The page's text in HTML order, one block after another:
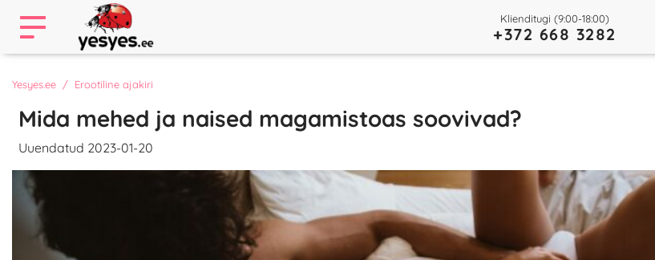
Klienditugi (9:00-18:00)
+372 668 3282
Yesyes.ee Erootiline ajakiri
Mida mehed ja naised magamistoas soovivad?
Uuendatud 2023-01-20